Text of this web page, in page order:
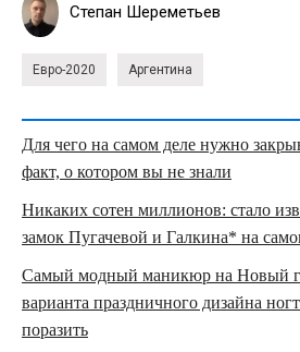
Степан Шереметьев
Евро-2020 Аргентина
Для чего на самом деле нужно
факт, о котором вы не знали
Никаких сотен миллионов: стало
замок Пугачевой и Галкина* на
Самый модный маникюр на Новый
варианта праздничного дизайна
поразить